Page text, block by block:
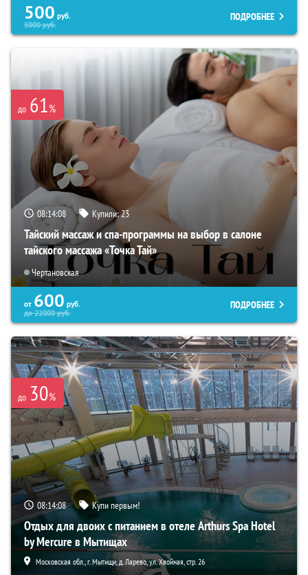
500 руб.
5000руб.
ПОДРОБНЕЕ
до 61%
08:14:07 Купили:23
Тайский массаж и спа-программы на выбор в салоне
тайского массажа «Точка Тай»
Чертановская
от 600 руб.
до22000руб.
ПОДРОБНЕЕ
до 30%
08:14:07 Купи первым!
Отдых для двоих с питанием в отеле Arthurs Spa Hotel
by Mercure в Мытищах
Московская обл., г. Мытищи, д. Ларево, ул. Хвойная, стр. 26